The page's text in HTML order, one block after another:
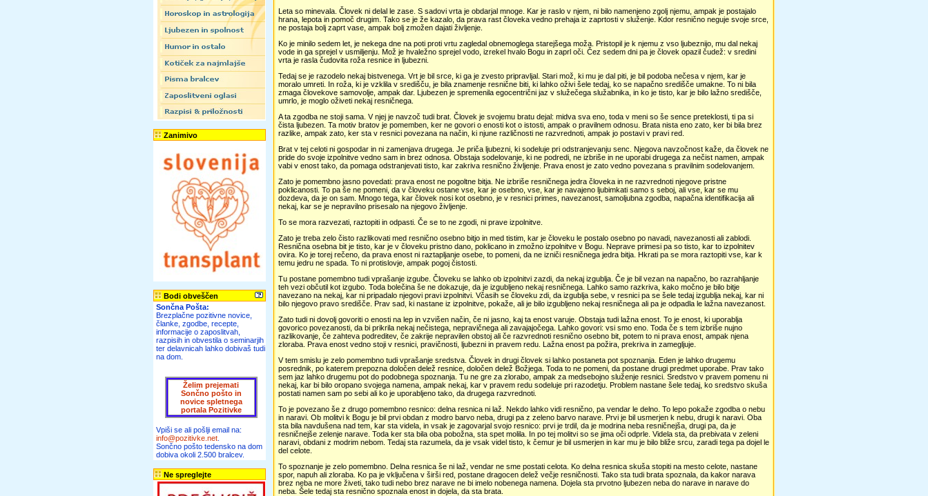
Zanimivo
Bodi obveščen
Sončna Pošta:
Brezplačne pozitivne novice,
članke, zgodbe, recepte,
informacije o zaposlitvah,
razpisih in obvestila o seminarjih
ter delavnicah lahko dobivaš tudi
na dom.
Želim prejemati
Sončno pošto in
novice spletnega
portala Pozitivke
Vpiši se ali pošlji email na:
info@pozitivke.net
Sončno pošto tedensko na dom
dobiva okoli 2.500 bralcev.
Ne spreglejte
Leta so minevala. Človek ni delal le zase. S sadovi vrta je obdarjal mnoge. Kar je raslo v njem, ni bilo namenjeno zgolj njemu, ampak je postajalo
hrana, lepota in pomoč drugim. Tako se je že kazalo, da prava rast človeka vedno prehaja iz zaprtosti v služenje. Kdor resnično neguje svoje srce,
ne postaja bolj zaprt vase, ampak bolj zmožen dajati življenje.
Ko je minilo sedem let, je nekega dne na poti proti vrtu zagledal obnemoglega starejšega moža. Pristopil je k njemu z vso ljubeznijo, mu dal nekaj
vode in ga sprejel v usmiljenju. Mož je hvaležno sprejel vodo, izrekel hvalo Bogu in zaprl oči. Čez sedem dni pa je človek opazil čudež: v sredini
vrta je rasla čudovita roža resnice in ljubezni.
Tedaj se je razodelo nekaj bistvenega. Vrt je bil srce, ki ga je zvesto pripravljal. Stari mož, ki mu je dal piti, je bil podoba nečesa v njem, kar je
moralo umreti. In roža, ki je vzklila v središču, je bila znamenje resnične biti, ki lahko oživi šele tedaj, ko se napačno središče umakne. To ni bila
zmaga človekove samovolje, ampak dar. Ljubezen je spremenila egocentrični jaz v služečega služabnika, in ko je tisto, kar je bilo lažno središče,
umrlo, je moglo oživeti nekaj resničnega.
A ta zgodba ne stoji sama. V njej je navzoč tudi brat. Človek je svojemu bratu dejal: midva sva eno, toda v meni so še sence preteklosti, ti pa si
čista ljubezen. Ta motiv bratov je pomemben, ker ne govori o enosti kot o istosti, ampak o pravilnem odnosu. Brata nista eno zato, ker bi bila brez
razlike, ampak zato, ker sta v resnici povezana na način, ki njune različnosti ne razvrednoti, ampak jo postavi v pravi red.
Brat v tej celoti ni gospodar in ni zamenjava drugega. Je priča ljubezni, ki sodeluje pri odstranjevanju senc. Njegova navzočnost kaže, da človek ne
pride do svoje izpolnitve vedno sam in brez odnosa. Obstaja sodelovanje, ki ne podredi, ne izbriše in ne uporabi drugega za nečist namen, ampak
vabi v enost tako, da pomaga odstranjevati tisto, kar zakriva resnično življenje. Prava enost je zato vedno povezana s pravilnim sodelovanjem.
Zato je pomembno jasno povedati: prava enost ne pogoltne bitja. Ne izbriše resničnega jedra človeka in ne razvrednoti njegove pristne
poklicanosti. To pa še ne pomeni, da v človeku ostane vse, kar je osebno, vse, kar je navajeno ljubimkati samo s seboj, ali vse, kar se mu
dozdeva, da je on sam. Mnogo tega, kar človek nosi kot osebno, je v resnici primes, navezanost, samoljubna zgodba, napačna identifikacija ali
nekaj, kar se je nepravilno prisesalo na njegovo življenje.
To se mora razvezati, raztopiti in odpasti. Če se to ne zgodi, ni prave izpolnitve.
Zato je treba zelo čisto razlikovati med resnično osebno bitjo in med tistim, kar je človeku le postalo osebno po navadi, navezanosti ali zablodi.
Resnična osebna bit je tisto, kar je v človeku pristno dano, poklicano in zmožno izpolnitve v Bogu. Neprave primesi pa so tisto, kar to izpolnitev
ovira. Ko je torej rečeno, da prava enost ni raztapljanje osebe, to pomeni, da ne izniči resničnega jedra bitja. Hkrati pa se mora raztopiti vse, kar k
temu jedru ne spada. To ni protislovje, ampak pogoj čistosti.
Tu postane pomembno tudi vprašanje izgube. Človeku se lahko ob izpolnitvi zazdi, da nekaj izgublja. Če je bil vezan na napačno, bo razrahljanje
teh vezi občutil kot izgubo. Toda bolečina še ne dokazuje, da je izgubljeno nekaj resničnega. Lahko samo razkriva, kako močno je bilo bitje
navezano na nekaj, kar ni pripadalo njegovi pravi izpolnitvi. Včasih se človeku zdi, da izgublja sebe, v resnici pa se šele tedaj izgublja nekaj, kar ni
bilo njegovo pravo središče. Prav sad, ki nastane iz izpolnitve, pokaže, ali je bilo izgubljeno nekaj resničnega ali pa je odpadla le lažna navezanost.
Zato tudi ni dovolj govoriti o enosti na lep in vzvišen način, če ni jasno, kaj ta enost varuje. Obstaja tudi lažna enost. To je enost, ki uporablja
govorico povezanosti, da bi prikrila nekaj nečistega, nepravičnega ali zavajajočega. Lahko govori: vsi smo eno. Toda če s tem izbriše nujno
razlikovanje, če zahteva podreditev, če zakrije nepravilen obstoj ali če razvrednoti resnično osebno bit, potem to ni prava enost, ampak njena
zloraba. Prava enost vedno stoji v resnici, pravičnosti, ljubezni in pravem redu. Lažna enost pa požira, prekriva in zamegljuje.
V tem smislu je zelo pomembno tudi vprašanje sredstva. Človek in drugi človek si lahko postaneta pot spoznanja. Eden je lahko drugemu
posrednik, po katerem prepozna določen delež resnice, določen delež Božjega. Toda to ne pomeni, da postane drugi predmet uporabe. Prav tako
sem jaz lahko drugemu pot do podobnega spoznanja. Tu ne gre za zlorabo, ampak za medsebojno služenje resnici. Sredstvo v pravem pomenu ni
nekaj, kar bi bilo oropano svojega namena, ampak nekaj, kar v pravem redu sodeluje pri razodetju. Problem nastane šele tedaj, ko sredstvo skuša
postati namen sam po sebi ali ko je uporabljeno tako, da drugega razvrednoti.
To je povezano še z drugo pomembno resnico: delna resnica ni laž. Nekdo lahko vidi resnično, pa vendar le delno. To lepo pokaže zgodba o nebu
in naravi. Ob molitvi k Bogu je bil prvi obdan z modro barvo neba, drugi pa z zeleno barvo narave. Prvi je bil usmerjen k nebu, drugi k naravi. Oba
sta bila navdušena nad tem, kar sta videla, in vsak je zagovarjal svojo resnico: prvi je trdil, da je modrina neba resničnejša, drugi pa, da je
resničnejše zelenje narave. Toda ker sta bila oba pobožna, sta spet molila. In po tej molitvi so se jima oči odprle. Videla sta, da prebivata v zeleni
naravi, obdani z modrim nebom. Tedaj sta razumela, da je vsak videl tisto, k čemur je bil usmerjen in kar mu je bilo bliže srcu, zaradi tega pa dojel le
del celote.
To spoznanje je zelo pomembno. Delna resnica še ni laž, vendar ne sme postati celota. Ko delna resnica skuša stopiti na mesto celote, nastane
spor, napuh ali zloraba. Ko pa je vključena v širši red, postane dragocen delež večje resničnosti. Tako sta tudi brata spoznala, da kakor narava
brez neba ne more živeti, tako tudi nebo brez narave ne bi imelo nobenega namena. Dojela sta prvotno ljubezen neba do narave in narave do
neba. Šele tedaj sta resnično spoznala enost in dojela, da sta brata.